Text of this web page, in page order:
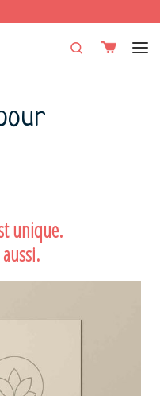
Search
unique.